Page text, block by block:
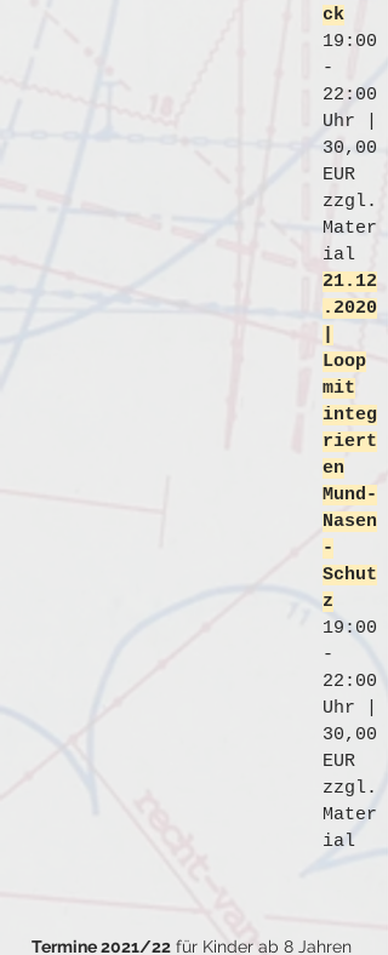
ck
19:00
-
22:00
Uhr |
30,00
EUR
zzgl.
Mater
ial
21.12
.2020
Loop
mit
integ
riert
en
Mund-
Nasen
-
Schut
z
19:00
-
22:00
Uhr |
30,00
EUR
zzgl.
Mater
ial
Termine 2021/22 für Kinder ab 8 Jahren